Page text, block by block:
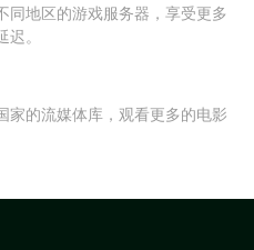
同地区的游戏服务器，享受更多
。
家的流媒体库，观看更多的电影